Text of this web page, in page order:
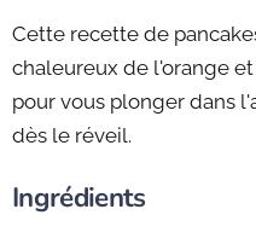
Cette recette de
chaleureux de l'orange
pour vous plonger dans
dès le réveil.
Ingrédients